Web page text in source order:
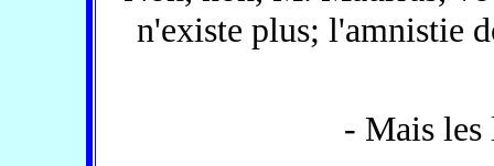
n'existe plus; l'amnistie
- Mais les